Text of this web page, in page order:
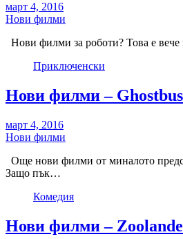
март 4, 2016
Нови филми
Нови филми за роботи? Това е вече
Приключенски
Нови филми –
март 4, 2016
Нови филми
Още нови филми от миналото
Защо пък…
Комедия
Нови филми –